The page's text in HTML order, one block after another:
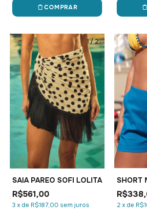
COMPRAR
1/2
SAIA PAREO SOFI LOLITA
R$561,00
3 xde R$187,00 sem juros
SHORT
2 xde